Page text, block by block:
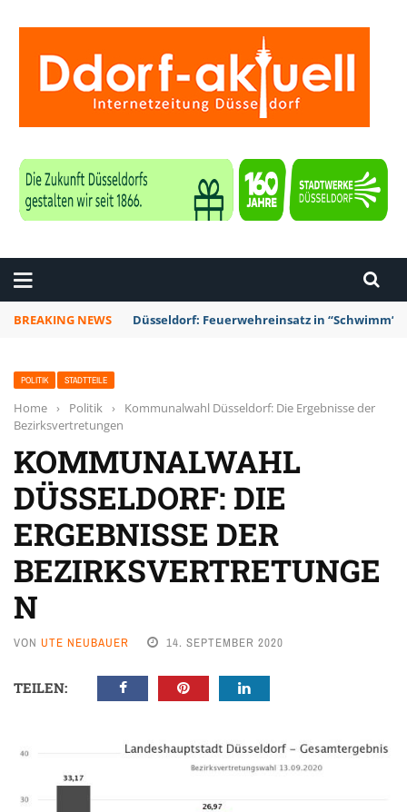
BREAKING NEWS Düsseldorf: Punk-Bahn-Fahrt mit Dosenbier
POLITIK STADTTEILE
Home › Politik ›
Kommunalwahl Düsseldorf: Die Ergebnisse der
Bezirksvertretungen
KOMMUNALWAHL
DÜSSELDORF: DIE
ERGEBNISSE DER
BEZIRKSVERTRETUNGE
N
VON UTE NEUBAUER 14. SEPTEMBER 2020
TEILEN: